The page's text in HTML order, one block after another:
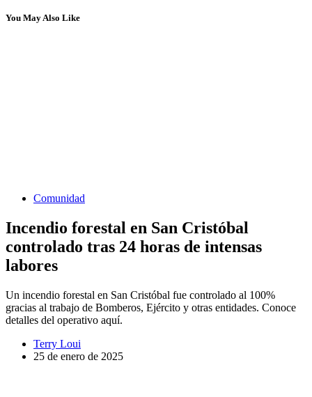
You May Also Like
Comunidad
Incendio forestal en San Cristóbal
controlado tras 24 horas de intensas
labores
Un incendio forestal en San Cristóbal fue controlado al 100%
gracias al trabajo de Bomberos, Ejército y otras entidades. Conoce
detalles del operativo aquí.
Terry Loui
25 de enero de 2025